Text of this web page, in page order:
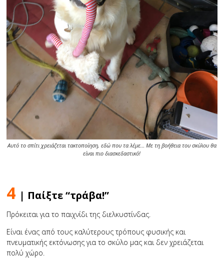
Αυτό το σπίτι χρειάζεται τακτοποίηση, εδώ που τα λέμε… Με τη βοήθεια του σκύλου θα
είναι πιο διασκεδαστικό!
4 | Παίξτε “τράβα!”
Πρόκειται για το παιχνίδι της διελκυστίνδας.
Είναι ένας από τους καλύτερους τρόπους φυσικής και
πνευματικής εκτόνωσης για το σκύλο μας και δεν χρειάζεται
πολύ χώρο.